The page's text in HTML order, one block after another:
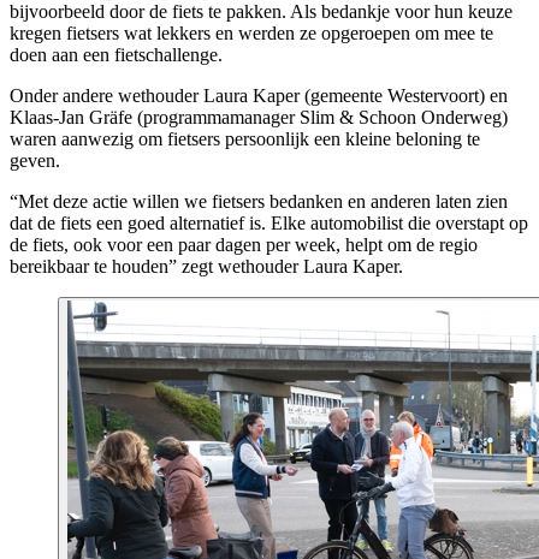
bijvoorbeeld door de fiets te pakken. Als bedankje voor hun keuze
kregen fietsers wat lekkers en werden ze opgeroepen om mee te
doen aan een fietschallenge.
Onder andere wethouder Laura Kaper (gemeente Westervoort) en
Klaas-Jan Gräfe (programmamanager Slim & Schoon Onderweg)
waren aanwezig om fietsers persoonlijk een kleine beloning te
geven.
“Met deze actie willen we fietsers bedanken en anderen laten zien
dat de fiets een goed alternatief is. Elke automobilist die overstapt op
de fiets, ook voor een paar dagen per week, helpt om de regio
bereikbaar te houden” zegt wethouder Laura Kaper.